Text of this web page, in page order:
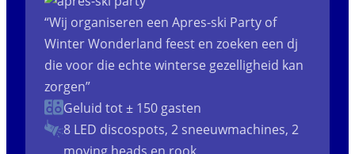
“Wij organiseren een Apres-ski Party of
Winter Wonderland feest en zoeken een dj
die voor die echte winterse gezelligheid kan
zorgen”
Geluid tot ± 150 gasten
8 LED discospots, 2 sneeuwmachines, 2